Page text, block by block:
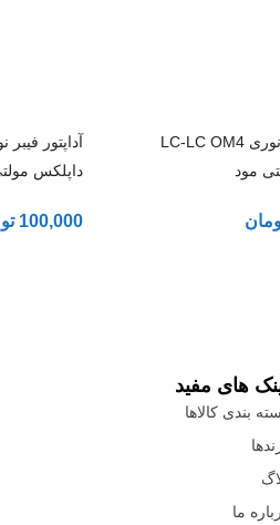
آداپتور فیبر نوری LC-LC OM4
مود
داپلکس
100,000
های مفید
بندی کالاها
ما